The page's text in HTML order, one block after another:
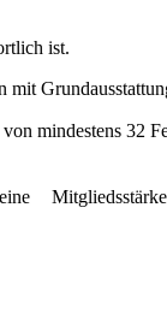
ist.
mit
mindestens 32